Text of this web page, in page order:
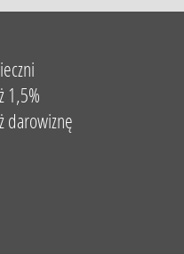
1,5%
darowiznę